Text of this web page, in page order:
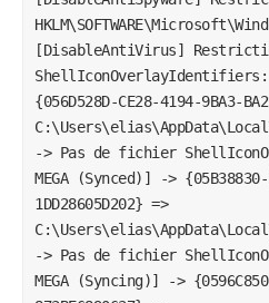
[DisableAntiVirus]
ShellIconOverlayIdentifiers:
{056D528D-CE28-4194-9BA3-
-> Pas de fichier
MEGA (Synced)] -> {05B38830-
1DD28605D202} =>
-> Pas de fichier
MEGA (Syncing)] -> {0596C850-